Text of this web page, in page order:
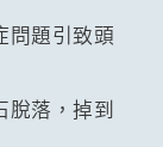
問題引致頭
脫落，掉到